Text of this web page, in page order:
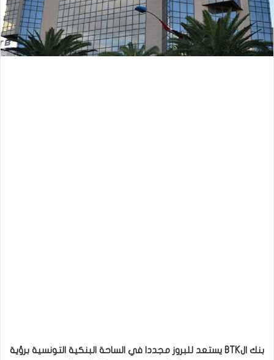
بنك الBTK يستعد للبروز مجددا في الساحة البنكية التونسية برؤية